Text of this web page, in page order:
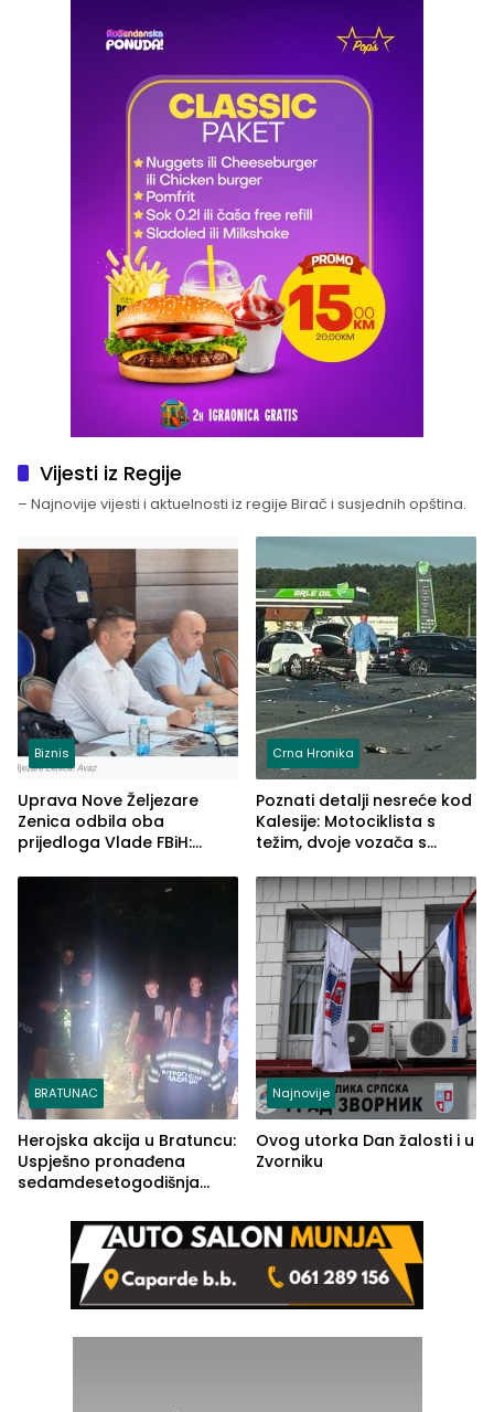
Vijesti iz Regije
– Najnovije vijesti i aktuelnosti iz regije Birač i susjednih opština.
Biznis
Uprava Nove Željezare
Zenica odbila oba
prijedloga Vlade FBiH:
rješenje
Crna Hronika
Poznati detalji nesreće kod
Kalesije: Motociklista s
težim, dvoje vozača s
BRATUNAC
Herojska akcija u Bratuncu:
Uspješno pronađena
sedamdesetogodišnja
Kravice.
Najnovije
Ovog utorka Dan žalosti i u
Zvorniku